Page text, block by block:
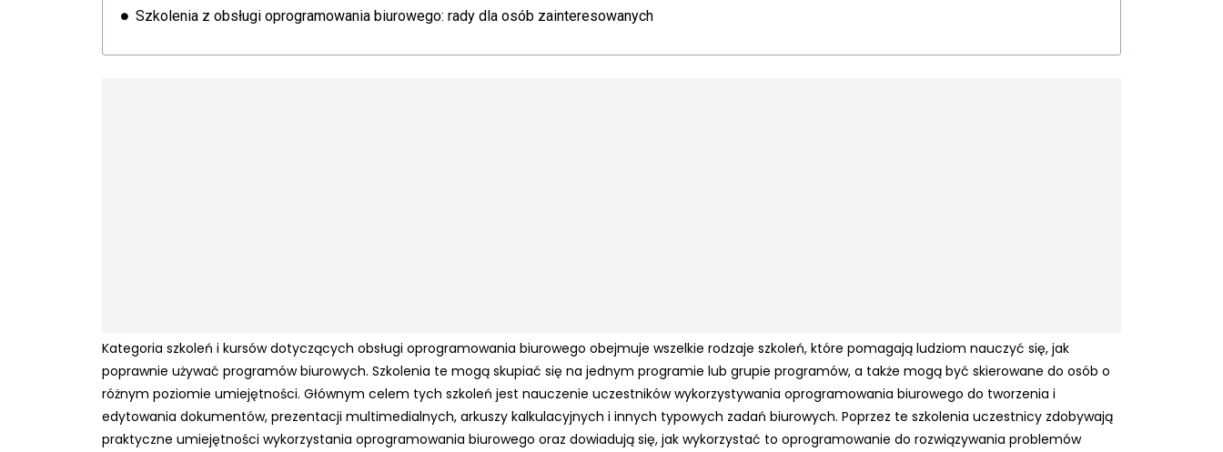
Szkolenia z obsługi oprogramowania biurowego: rady dla osób zainteresowanych
Kategoria szkoleń i kursów dotyczących obsługi oprogramowania biurowego obejmuje wszelkie rodzaje szkoleń, które pomagają ludziom nauczyć się, jak
poprawnie używać programów biurowych. Szkolenia te mogą skupiać się na jednym programie lub grupie programów, a także mogą być skierowane do osób o
różnym poziomie umiejętności. Głównym celem tych szkoleń jest nauczenie uczestników wykorzystywania oprogramowania biurowego do tworzenia i
edytowania dokumentów, prezentacji multimedialnych, arkuszy kalkulacyjnych i innych typowych zadań biurowych. Poprzez te szkolenia uczestnicy zdobywają
praktyczne umiejętności wykorzystania oprogramowania biurowego oraz dowiadują się, jak wykorzystać to oprogramowanie do rozwiązywania problemów